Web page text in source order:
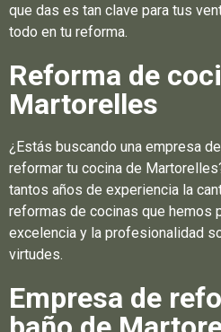
que das es tan clave para tus
todo en tu reforma.
Reforma de
Martorelles
¿Estás buscando una empresa
reformar tu cocina de
tantos años de experiencia la
reformas de cocinas que hemos
excelencia y la profesionalidad
virtudes.
Empresa de